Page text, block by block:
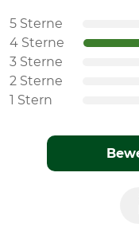
5 Sterne
4 Sterne
3 Sterne
2 Sterne
1 Stern